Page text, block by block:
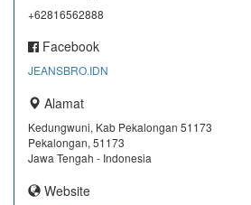
+62816562888
Facebook
JEANSBRO.IDN
Alamat
Kedungwuni, Kab Pekalongan 51173
Pekalongan, 51173
Jawa Tengah - Indonesia
Website